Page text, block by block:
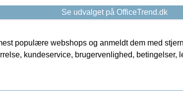
Se udvalget på OfficeTrend.dk
populære webshops og anmeldt dem med
kundeservice, brugervenlighed, betingelser,